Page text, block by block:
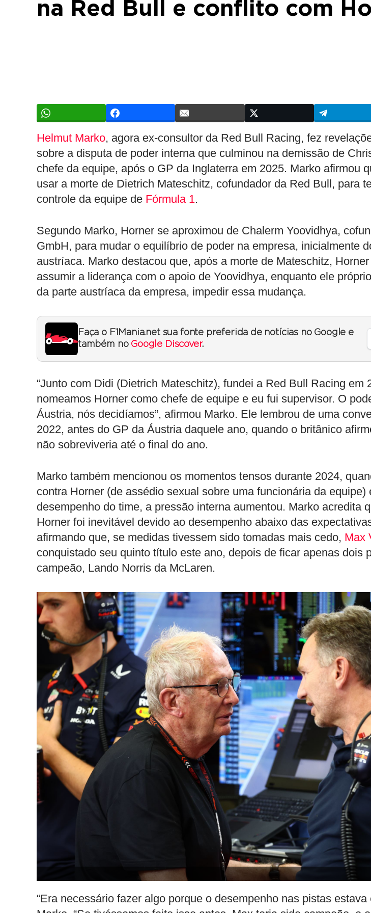
na Red Bull e conflito com
Helmut Marko, agora ex-consultor da Red Bull Racing, fez
sobre a disputa de poder interna que culminou na demissão de
chefe da equipe, após o GP da Inglaterra em 2025. Marko afirmou
usar a morte de Dietrich Mateschitz, cofundador da Red Bull, para
controle da equipe de Fórmula 1.
Segundo Marko, Horner se aproximou de Chalerm Yoovidhya,
GmbH, para mudar o equilíbrio de poder na empresa, inicialmente
austríaca. Marko destacou que, após a morte de Mateschitz,
assumir a liderança com o apoio de Yoovidhya, enquanto ele
da parte austríaca da empresa, impedir essa mudança.
Faça o F1Mania.net sua fonte preferida de notícias no Google e
também no Google Discover.
“Junto com Didi (Dietrich Mateschitz), fundei a Red Bull Racing em
nomeamos Horner como chefe de equipe e eu fui supervisor. O
Áustria, nós decidíamos”, afirmou Marko. Ele lembrou de uma
2022, antes do GP da Áustria daquele ano, quando o britânico
não sobreviveria até o final do ano.
Marko também mencionou os momentos tensos durante 2024,
contra Horner (de assédio sexual sobre uma funcionária da equipe)
desempenho do time, a pressão interna aumentou. Marko acredita
Horner foi inevitável devido ao desempenho abaixo das
afirmando que, se medidas tivessem sido tomadas mais cedo, Max
conquistado seu quinto título este ano, depois de ficar apenas dois
campeão, Lando Norris da McLaren.
“Era necessário fazer algo porque o desempenho nas pistas estava